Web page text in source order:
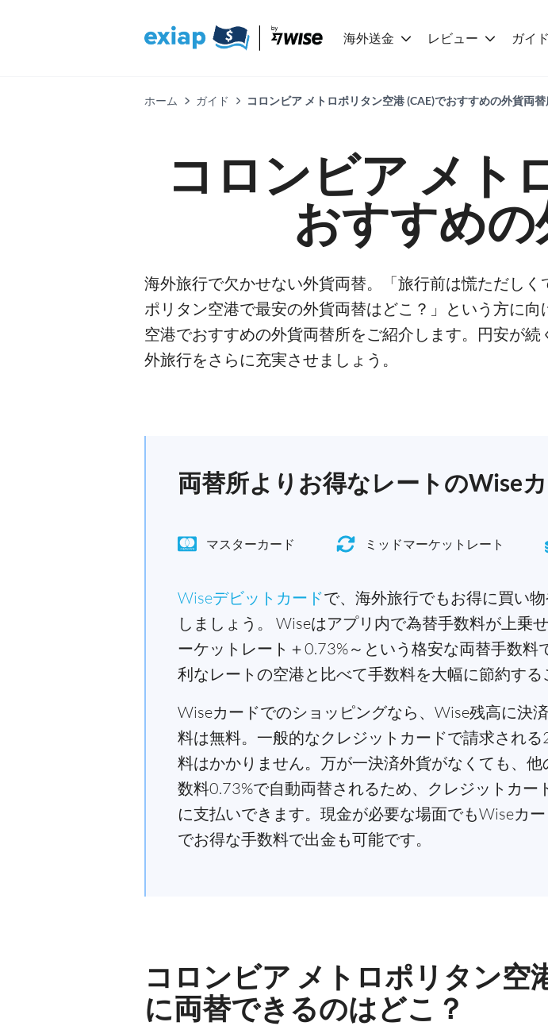
海外送金 レビュー ガイド
ホーム ガイド コロンビア メトロポリタン空港 (CAE)でおすすめの外貨両替
コロンビア メト
おすすめ
海外旅行で欠かせない外貨両替。「旅行前は慌ただし
ポリタン空港で最安の外貨両替はどこ？」という方に
空港でおすすめの外貨両替所をご紹介します。円安が
外旅行をさらに充実させましょう。
両替所よりお得なレートのWise
マスターカード ミッドマーケットレート
Wiseデビットカードで、海外旅行でもお得に買い
しましょう。 Wiseはアプリ内で為替手数料が上乗
ーケットレート＋0.73%～という格安な両替手数料
利なレートの空港と比べて手数料を大幅に節約する
Wiseカードでのショッピングなら、Wise残高に決
料は無料。一般的なクレジットカードで請求され
料はかかりません。万が一決済外貨がなくても、
数料0.73%で自動両替されるため、クレジットカー
に支払いできます。現金が必要な場面でもWiseカ
でお得な手数料で出金も可能です。
コロンビア メトロポリタン空
に両替できるのはどこ？